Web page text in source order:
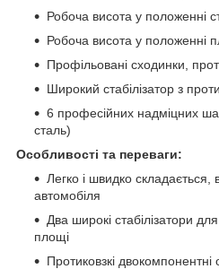
Робоча висота у положенні
Робоча висота у
Профільовані сходинки,
Широкий стабілізатор з
6 професійних надміцних
сталь)
Особливості та переваги:
Легко і швидко
автомобіля
Два широкі стабілізатори
площі
Протиковзкі